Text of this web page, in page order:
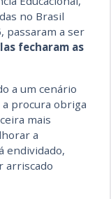
no Brasil
passaram a ser
fecharam as
a um cenário
procura obriga
mais
a
endividado,
arriscado